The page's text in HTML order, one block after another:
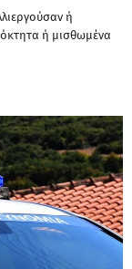
ή
ή μισθωμένα